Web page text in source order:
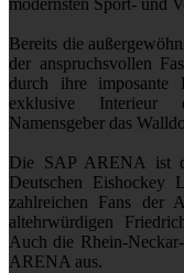
modernsten Sport- und
Bereits die
der anspruchsvollen
durch ihre imposante
exklusive Interieur
Namensgeber das
Die SAP ARENA ist
Deutschen
zahlreichen Fans der
altehrwürdigen
Auch die Rhein-
ARENA aus.